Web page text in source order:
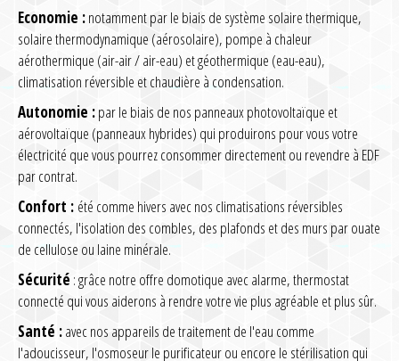
Economie :notamment par le biais de système solaire thermique,
solaire thermodynamique (aérosolaire), pompe à chaleur
aérothermique (air-air / air-eau) et géothermique (eau-eau),
climatisation réversible et chaudière à condensation.
Autonomie :par le biais de nos panneaux photovoltaïque et
aérovoltaïque (panneaux hybrides) qui produirons pour vous votre
électricité que vous pourrez consommer directement ou revendre à EDF
par contrat.
Confort : été comme hivers avec nos climatisations réversibles
connectés, l'isolation des combles, des plafonds et des murs par ouate
de cellulose ou laine minérale.
Sécurité : grâce notre offre domotique avec alarme, thermostat
connecté qui vous aiderons à rendre votre vie plus agréable et plus sûr.
Santé :avec nos appareils de traitement de l'eau comme
l'adoucisseur, l'osmoseur le purificateur ou encore le stérilisation qui